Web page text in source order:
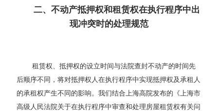
二、不动产抵押权和租赁权在执行程序中出
现冲突时的处理规范
租赁权、抵押权的设立时间与法院查封不动产的时间先
后顺序不同，将对抵押权人在执行程序中实现抵押权及承租人
的承租权产生不同的影响。我们结合上海高院发布的《上海市
高级人民法院关于在执行程序中审查和处理房屋租赁权有关问